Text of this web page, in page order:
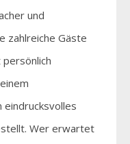
und
zahlreiche Gäste
eindrucksvolles
Wer erwartet